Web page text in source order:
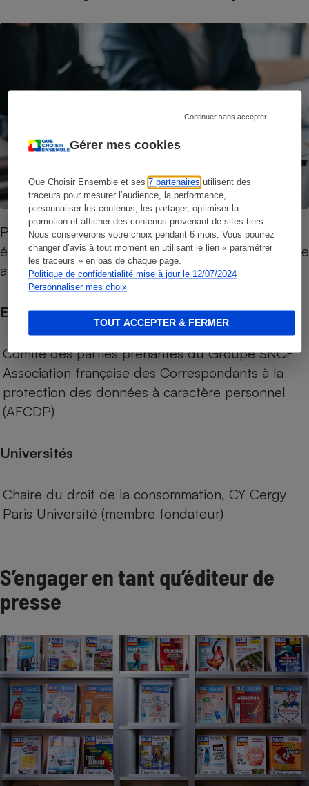
Gérer mes cookies
Que Choisir Ensemble et ses7 partenaires utilisent des
traceurs pour mesurer l’audience, la performance,
personnaliser les contenus, les partager, optimiser la
promotion et afficher des contenus provenant de sites tiers.
Nous conserverons votre choix pendant 6 mois. Vous pourrez
changer d’avis à tout moment en utilisant le lien « paramétrer
les traceurs » en bas de chaque page.
Politique de confidentialité mise à jour le 12/07/2024
Personnaliser mes choix
Continuer sans accepter
TOUT ACCEPTER & FERMER
Pour mieux comprendre les pratiques et faire
évoluer les règles, Que Choisir Ensemble échange
avec différents acteurs.
Entreprises
Comité des parties prenantes du Groupe SNCF
Association française des Correspondants à la
protection des données à caractère personnel
(AFCDP)
Universités
Chaire du droit de la consommation, CY Cergy
Paris Université (membre fondateur)
S’engager en tant qu’éditeur de
presse